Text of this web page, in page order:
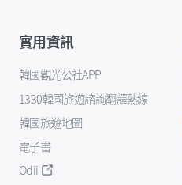
實用資訊
韓國觀光公社APP
1330韓國旅遊諮詢翻譯熱線
韓國旅遊地圖
電子書
Odii